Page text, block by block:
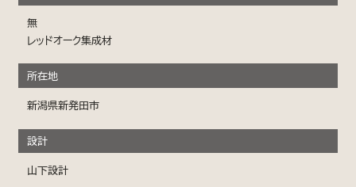
無
レッドオーク集成材
所在地
新潟県新発田市
設計
山下設計